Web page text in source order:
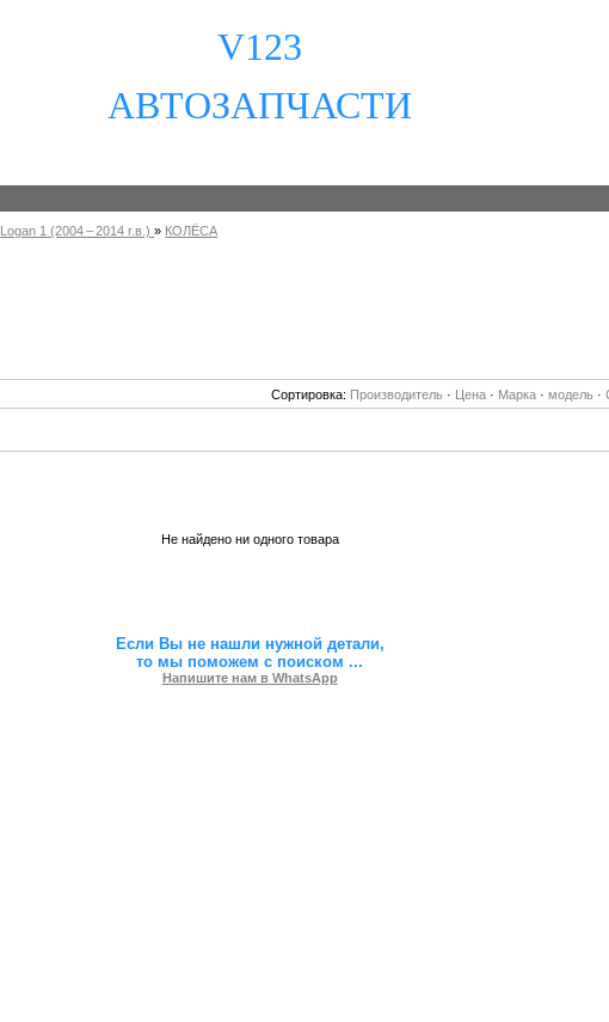
V123
АВТОЗАПЧАСТИ
Logan 1 (2004 – 2014 г.в.) » КОЛЁСА
Сортировка: Производитель · Цена · Марка ·модель ·
Не найдено ни одного товара
Если Вы не нашли нужной детали,
то мы поможем с поиском...
Напишите нам в WhatsApp